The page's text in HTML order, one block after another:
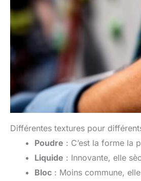
Différentes textures pour
Poudre : C’est la forme la
Liquide : Innovante, elle
Bloc : Moins commune,